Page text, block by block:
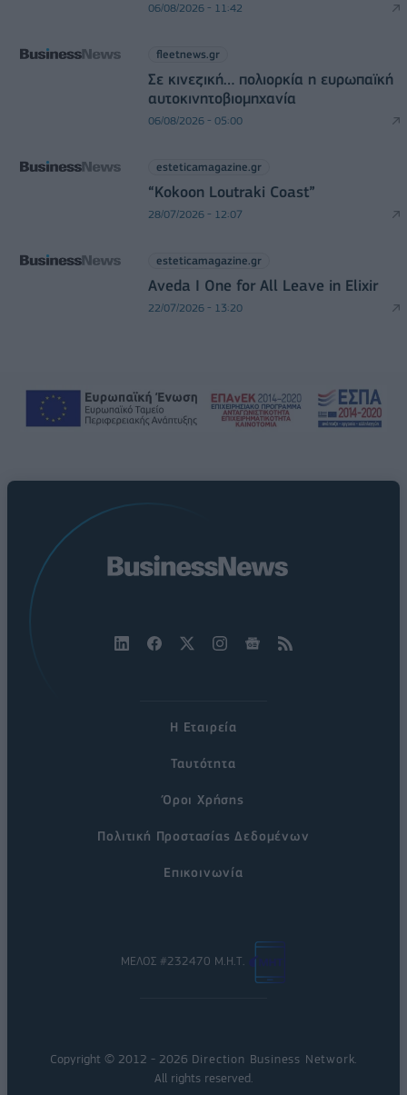
06/08/2026 - 11:42
fleetnews.gr
Σε κινεζική… πολιορκία η ευρωπαϊκή
αυτοκινητοβιομηχανία
06/08/2026 - 05:00
esteticamagazine.gr
“Kokoon Loutraki Coast”
28/07/2026 - 12:07
esteticamagazine.gr
Aveda I One for All Leave in Elixir
22/07/2026 - 13:20
Η Εταιρεία
Ταυτότητα
Όροι Χρήσης
Πολιτική Προστασίας Δεδομένων
Επικοινωνία
ΜΕΛΟΣ #232470 Μ.Η.Τ.
Copyright © 2012 - 2026 Direction Business Network.
All rights reserved.